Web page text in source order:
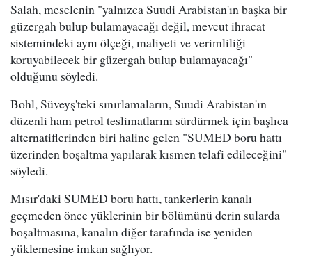
Salah, meselenin "yalnızca Suudi Arabistan'ın başka bir
güzergah bulup bulamayacağı değil, mevcut ihracat
sistemindeki aynı ölçeği, maliyeti ve verimliliği
koruyabilecek bir güzergah bulup bulamayacağı"
olduğunu söyledi.
Bohl, Süveyş'teki sınırlamaların, Suudi Arabistan'ın
düzenli ham petrol teslimatlarını sürdürmek için başlıca
alternatiflerinden biri haline gelen "SUMED boru hattı
üzerinden boşaltma yapılarak kısmen telafi edileceğini"
söyledi.
Mısır'daki SUMED boru hattı, tankerlerin kanalı
geçmeden önce yüklerinin bir bölümünü derin sularda
boşaltmasına, kanalın diğer tarafında ise yeniden
yüklemesine imkan sağlıyor.